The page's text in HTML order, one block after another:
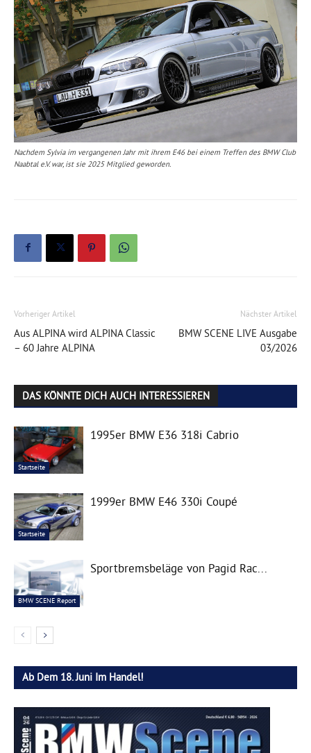
Nachdem Sylvia im vergangenen Jahr mit ihrem E46 bei einem Treffen des BMW Club
Naabtal e.V. war, ist sie 2025 Mitglied geworden.
Vorheriger Artikel
Aus ALPINA wird ALPINA Classic
– 60 Jahre ALPINA
Nächster Artikel
BMW SCENE LIVE Ausgabe
03/2026
DAS KÖNNTE DICH AUCH INTERESSIEREN
Startseite
1995er BMW E36 318i Cabrio
Startseite
1999er BMW E46 330i Coupé
BMW SCENE Report
Sportbremsbeläge von Pagid Rac...
Ab Dem 18. Juni Im Handel!